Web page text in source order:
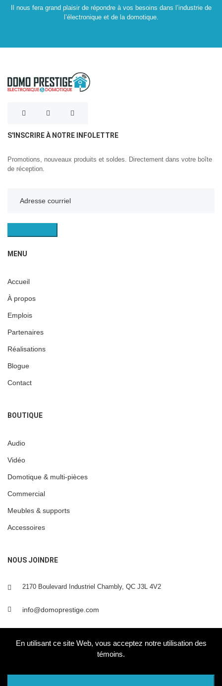
Il nous fera grand plaisir de répondre à vos besoins dans l’industrie de
l’électronique et de la domotique.
S'INSCRIRE À NOTRE INFOLETTRE
Promotions, nouveaux produits et soldes. Directement dans votre boîte
de réception.
MENU
Accueil
À propos
Emplois
Partenaires
Réalisations
Blogue
Contact
BOUTIQUE
Audio
Vidéo
Domotique & multi-pièces
Commercial
Meubles & supports
Accessoires
NOUS JOINDRE
2170 Boulevard Industriel Chambly, QC J3L 4V2
info@domoprestige.com
En utilisant ce site Web, vous acceptez notre utilisation des
témoins.